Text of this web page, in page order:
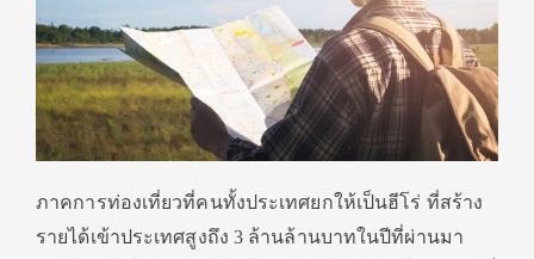
ภาคการท่องเที่ยวที่คนทั้งประเทศยกให้เป็นฮีโร่ ที่สร้าง
รายได้เข้าประเทศสูงถึง 3 ล้านล้านบาทในปีที่ผ่านมา